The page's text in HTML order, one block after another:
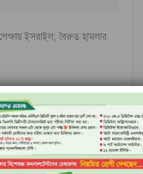
ইসরাইল; বৈরুত হামলার
পর্ষদ বাতিল ঘোষণা
গোল করে ইতিহাস কুরাসাওয়ের